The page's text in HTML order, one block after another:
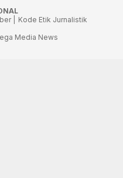
|
Kode Etik Jurnalistik
Media News